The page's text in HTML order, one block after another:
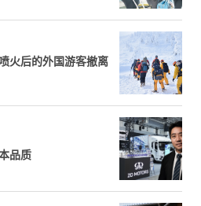
火后的外国游客撤离
品质